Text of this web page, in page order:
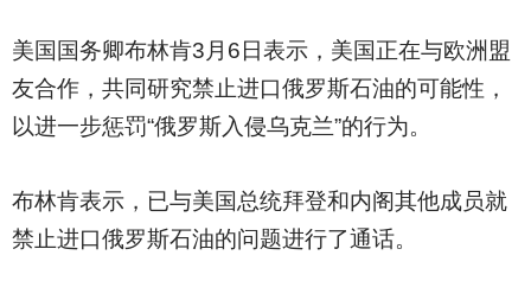
美国国务卿布林肯3月6日表示，美国正在与欧洲盟
友合作，共同研究禁止进口俄罗斯石油的可能性，
以进一步惩罚“俄罗斯入侵乌克兰”的行为。
布林肯表示，已与美国总统拜登和内阁其他成员就
禁止进口俄罗斯石油的问题进行了通话。